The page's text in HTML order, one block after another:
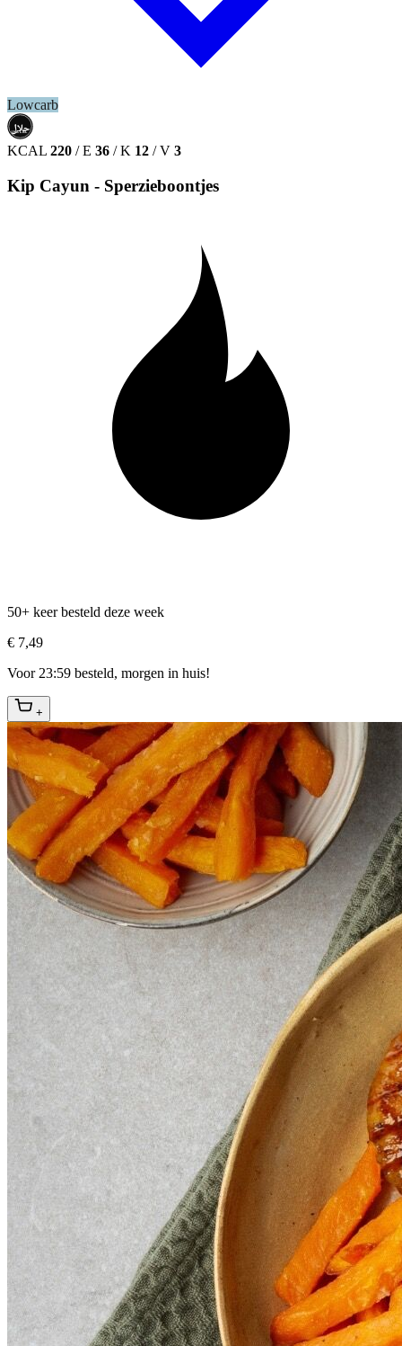
Lowcarb
حلال
HALAL
KCAL 220 / E 36 / K 12 / V 3
Kip Cayun - Sperzieboontjes
50+ keer besteld deze week
€ 7,49
Voor 23:59 besteld, morgen in huis!
+